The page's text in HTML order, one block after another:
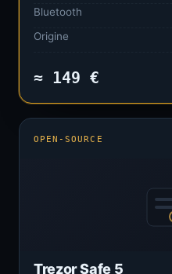
Bluetooth
Origine
≈ 149 €
OPEN-SOURCE
Trezor Safe 5